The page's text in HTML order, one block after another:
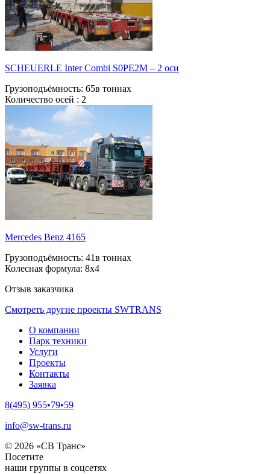
SCHEUERLE Inter Combi S0РЕ2М – 2 оси
Грузоподъёмность: 65в тоннах
Количество осей : 2
Mercedes Benz 4165
Грузоподъёмность: 41в тоннах
Колесная формула: 8х4
Отзыв заказчика
Смотреть другие проекты SWTRANS
О компании
Парк техники
Услуги
Проекты
Контакты
Заявка
8(495) 955•79•59
info@sw-trans.ru
© 2026 «СВ Транс»
Посетите
наши группы в соцсетях